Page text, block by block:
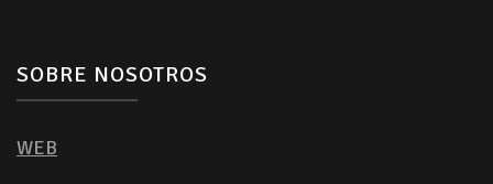
SOBRE NOSOTROS
WEB